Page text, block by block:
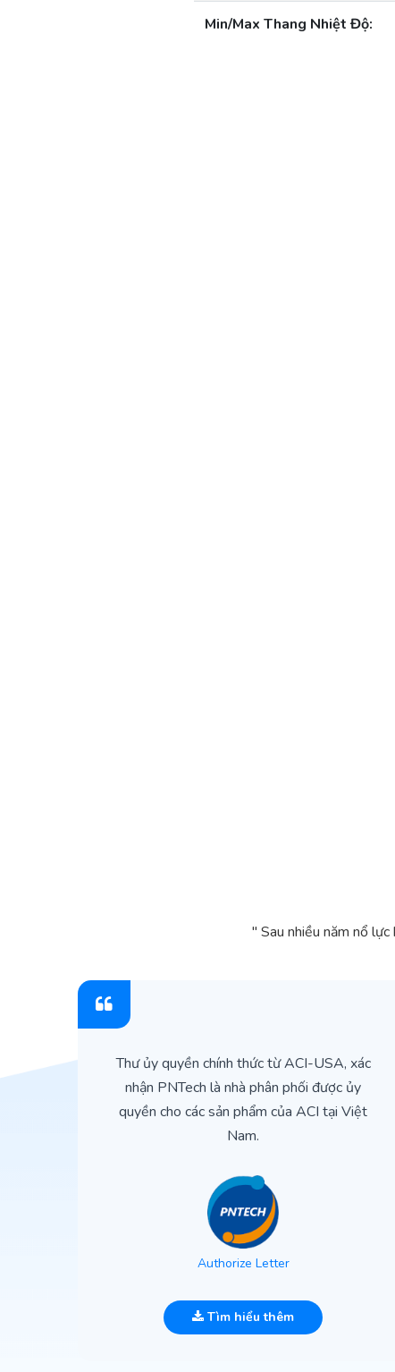
Min/Max Thang Nhiệt Độ:
" Sau nhiều năm nổ
Thư ủy quyền chính thức từ ACI-USA, xác
nhận PNTech là nhà phân phối được ủy
quyền cho các sản phẩm của ACI tại Việt
Nam.
Authorize Letter
Tìm hiểu thêm